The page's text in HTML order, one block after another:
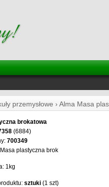
przemysłowe › Alma Masa
brokatowa
(6884)
700349
plastyczna brok
1kg
sztuki (1 szt)